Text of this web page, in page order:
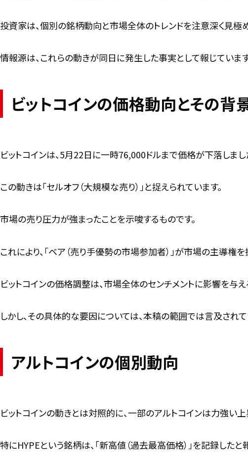
投資家は、個別の銘柄動向と市場全体のトレンドを注意深く見極
情報源は、これらの動きが同日に発生した事実として報じています
ビットコインの価格動向とその背
ビットコインは、5月22日に一時76,000ドルまで価格が下落しまし
この動きは「セルオフ（大規模な売り）」と捉えられています。
市場の売り圧力が強まったことを示唆するものです。
これにより、「ベア（売り手優勢の市場参加者）」が市場の主導権
ビットコインの価格調整は、市場全体のセンチメントに影響を与え
しかし、その具体的な要因については、本稿の範囲では言及されて
アルトコインの個別動向
ビットコインの動きとは対照的に、一部のアルトコインは力強い上
特にHYPEという銘柄は、「新高値（過去最高価格）」を記録したと